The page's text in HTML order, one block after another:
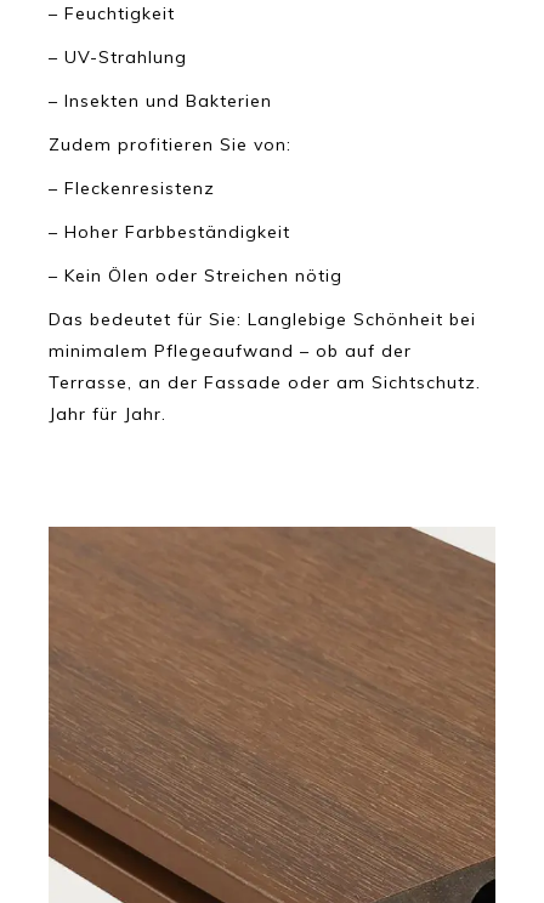
– Feuchtigkeit
– UV-Strahlung
– Insekten und Bakterien
Zudem profitieren Sie von:
– Fleckenresistenz
– Hoher Farbbeständigkeit
– Kein Ölen oder Streichen nötig
Das bedeutet für Sie: Langlebige Schönheit bei
minimalem Pflegeaufwand – ob auf der
Terrasse, an der Fassade oder am Sichtschutz.
Jahr für Jahr.